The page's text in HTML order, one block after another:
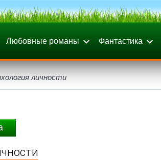
Любовные романы Фантастика
личности